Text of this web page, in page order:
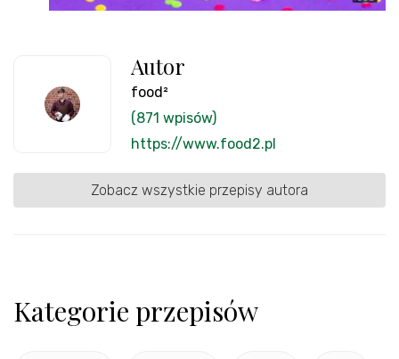
Autor
food²
(871 wpisów)
https://www.food2.pl
Zobacz wszystkie przepisy autora
Kategorie przepisów